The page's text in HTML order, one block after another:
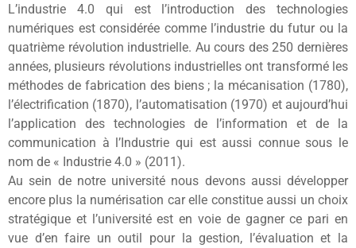
L’industrie 4.0 qui est l’introduction des technologies
numériques est considérée comme l’industrie du futur ou la
quatrième révolution industrielle. Au cours des 250 dernières
années, plusieurs révolutions industrielles ont transformé les
méthodes de fabrication des biens ; la mécanisation (1780),
l’électrification (1870), l’automatisation (1970) et aujourd’hui
l’application des technologies de l’information et de la
communication à l’Industrie qui est aussi connue sous le
nom de « Industrie 4.0 » (2011).
Au sein de notre université nous devons aussi développer
encore plus la numérisation car elle constitue aussi un choix
stratégique et l’université est en voie de gagner ce pari en
vue d’en faire un outil pour la gestion, l’évaluation et la